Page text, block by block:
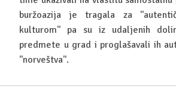
buržoazija je tragala za
kulturom'' pa su iz udaljenih
predmete u grad i proglašavali ih
''norveštva''.